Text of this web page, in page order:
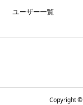
ユーザー一覧
Copyright ©